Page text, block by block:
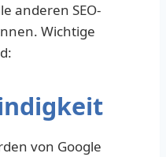
anderen SEO-
Wichtige
von Google